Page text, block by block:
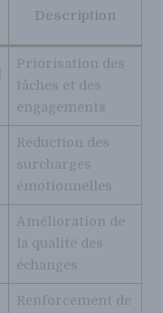
Description
Priorisation des
tâches et des
engagements
Réduction des
surcharges
émotionnelles
Amélioration de
la qualité des
échanges
Renforcement de